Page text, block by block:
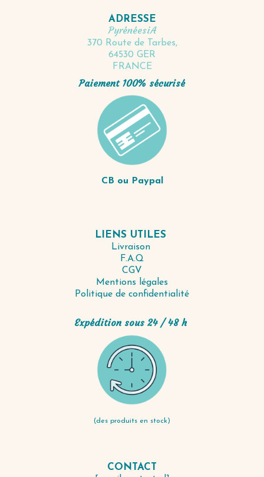
ADRESSE
PyrénéesiA
370 Route de Tarbes,
64530 GER
FRANCE
Paiement 100% sécurisé
CB ou Paypal
LIENS UTILES
Livraison
F.A.Q
CGV
Mentions légales
Politique de confidentialité
Expédition sous 24 / 48 h
(des produits en stock)
CONTACT